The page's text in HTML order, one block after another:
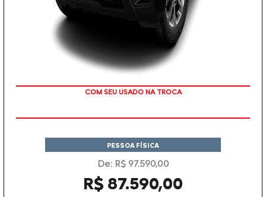
TAXA ZERO
PESSOA FÍSICA
De: R$ 97.590,00
R$ 87.590,00